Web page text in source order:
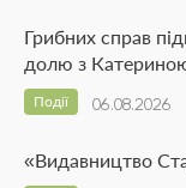
Грибних справ
долю з
06.08.2026
Події
«Видавництво